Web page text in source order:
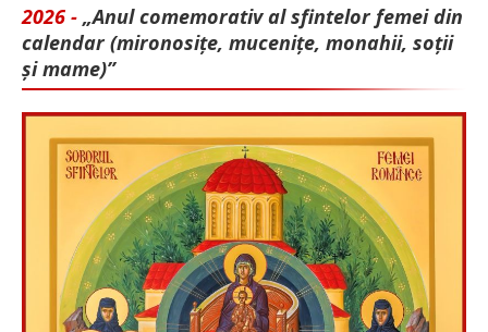
2026 - „Anul comemorativ al sfintelor femei din
calendar (mironosițe, mu­cenițe, monahii, soții
și mame)”